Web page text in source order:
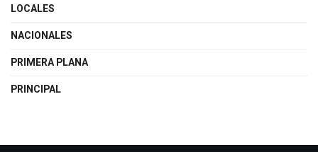
LOCALES
NACIONALES
PRIMERA PLANA
PRINCIPAL